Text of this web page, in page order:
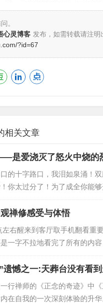
。
心灵博客 发布，如需转载请注明
?id=67
相关文章
是爱浇灭了怒火中烧的
的十字路口，我泪如泉涌！
你太过分了！为了成全你能
了你我把腿疼的孩子撵回了
你吗？你太不应该了？这么…
禅修感受与体悟
左右醒来到客厅取手机翻看重
一字不拉地看完了所有的内
埋在心中的那个念头又被勾
说可以拥抱自性…
遗憾之一:天葬台没有看
行禅师的《正念的奇迹》中
在自我的一次深刻体验的升